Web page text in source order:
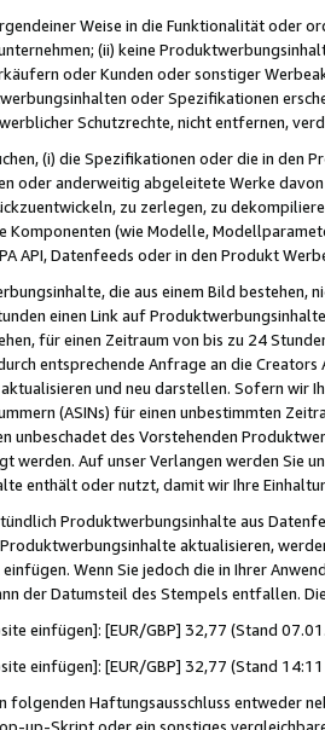
Weise in die Funktionalität oder
(ii) keine
oder Kunden oder sonstiger
oder Spezifikationen
Schutzrechte, nicht entfernen,
(i) die Spezifikationen oder die in
oder anderweitig abgeleitete Werke
zu zerlegen, zu
Komponenten (wie Modelle,
API, Datenfeeds oder in den Produkt
die aus einem Bild bestehen,
einen Link auf
für einen Zeitraum von bis zu 24
entsprechende Anfrage an die
und neu darstellen. Sofern wir
(ASINs) für einen unbestimmten
unbeschadet des Vorstehenden
werden. Auf unser Verlangen werden Sie
enthält oder nutzt, damit wir Ihre
Produktwerbungsinhalte aus
aktualisieren,
Wenn Sie jedoch die in Ihrer
der Datumsteil des Stempels entfallen.
einfügen]: [EUR/GBP] 32,77 (Stand
einfügen]: [EUR/GBP] 32,77 (Stand
folgenden Haftungsausschluss entweder
up-Skript oder ein sonstiges